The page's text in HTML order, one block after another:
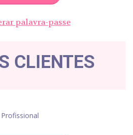
palavra-passe
CLIENTES
Profissional